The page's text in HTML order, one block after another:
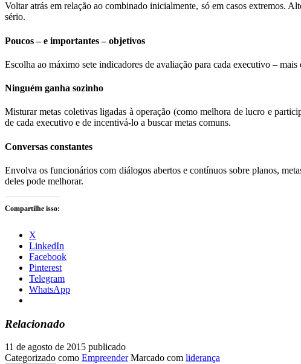
Voltar atrás em relação ao combinado inicialmente, só em casos extremos.
sério.
Poucos – e importantes – objetivos
Escolha ao máximo sete indicadores de avaliação para cada executivo –
Ninguém ganha sozinho
Misturar metas coletivas ligadas à operação (como melhora de lucro e
de cada executivo e de incentivá-lo a buscar metas comuns.
Conversas constantes
Envolva os funcionários com diálogos abertos e contínuos sobre planos,
deles pode melhorar.
Compartilhe isso:
X
LinkedIn
Facebook
Pinterest
Telegram
WhatsApp
Relacionado
11 de agosto de 2015 publicado
Categorizado como Empreender Marcado com liderança